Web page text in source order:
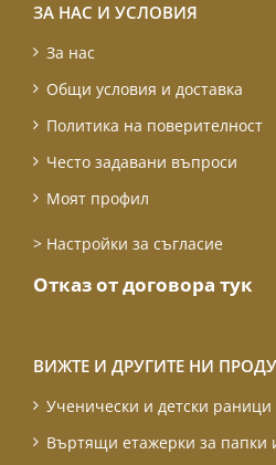
ЗА НАС И УСЛОВИЯ
За нас
Общи условия и доставка
Политика на поверителност
Често задавани въпроси
Моят профил
> Настройки за съгласие
Отказ от договора тук
ВИЖТЕ И ДРУГИТЕ НИ
Ученически и детски раници
Въртящи етажерки за папки